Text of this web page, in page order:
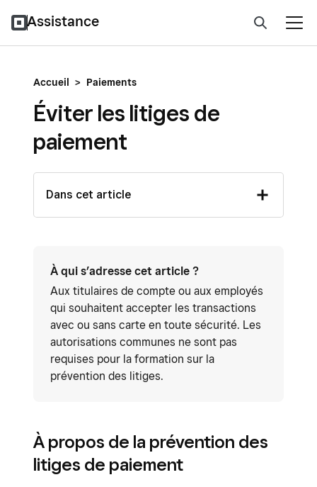
Assistance
Accueil > Paiements
Éviter les litiges de
paiement
Dans cet article
À qui s’adresse cet article ?
Aux titulaires de compte ou aux employés
qui souhaitent accepter les transactions
avec ou sans carte en toute sécurité. Les
autorisations communes ne sont pas
requises pour la formation sur la
prévention des litiges.
À propos de la prévention des
litiges de paiement